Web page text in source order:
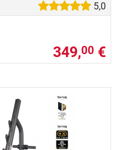
5,0
349,00 €